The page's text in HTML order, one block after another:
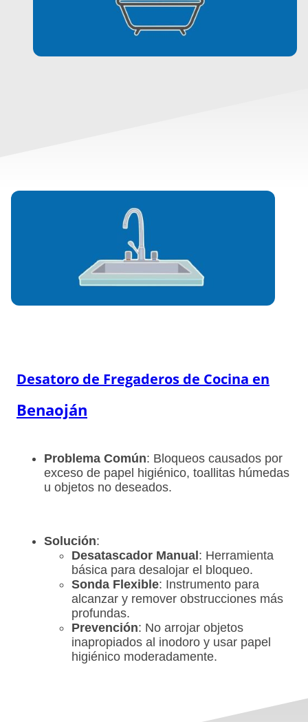
Desatoro de Fregaderos de Cocina en
Benaoján
Problema Común: Bloqueos causados por
exceso de papel higiénico, toallitas húmedas
u objetos no deseados.
Solución:
Desatascador Manual : Herramienta
básica para desalojar el bloqueo.
Sonda Flexible: Instrumento para
alcanzar y remover obstrucciones más
profundas.
Prevención: No arrojar objetos
inapropiados al inodoro y usar papel
higiénico moderadamente.